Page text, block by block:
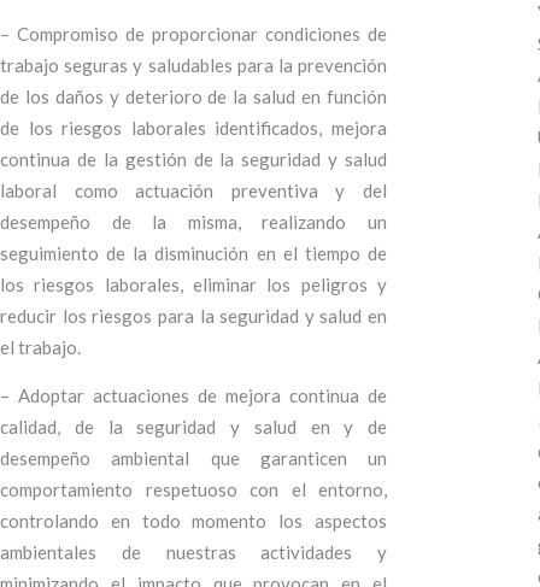
– Compromiso de proporcionar condiciones de
trabajo seguras y saludables para la prevención
de los daños y deterioro de la salud en función
de los riesgos laborales identificados, mejora
continua de la gestión de la seguridad y salud
laboral como actuación preventiva y del
desempeño de la misma, realizando un
seguimiento de la disminución en el tiempo de
los riesgos laborales, eliminar los peligros y
reducir los riesgos para la seguridad y salud en
el trabajo.
– Adoptar actuaciones de mejora continua de
calidad, de la seguridad y salud en y de
desempeño ambiental que garanticen un
comportamiento respetuoso con el entorno,
controlando en todo momento los aspectos
ambientales de nuestras actividades y